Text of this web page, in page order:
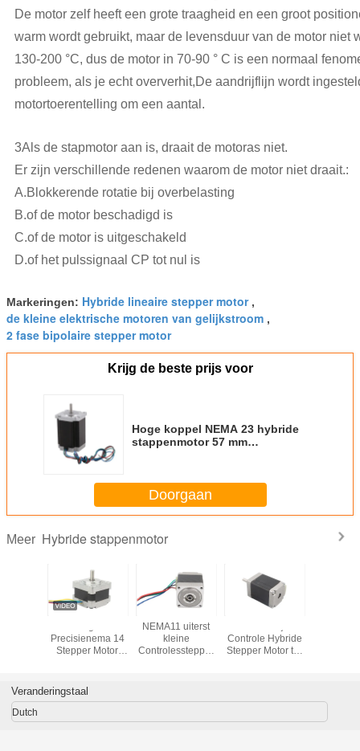
De motor zelf heeft een grote traagheid en een groot
warm wordt gebruikt, maar de levensduur van de motor
130-200 °C, dus de motor in 70-90 ° C is een normaal
probleem, als je echt oververhit,De aandrijflijn wordt
motortoerentelling om een aantal.
3Als de stapmotor aan is, draait de motoras niet.
Er zijn verschillende redenen waarom de motor niet draait.:
A.Blokkerende rotatie bij overbelasting
B.of de motor beschadigd is
C.of de motor is uitgeschakeld
D.of het pulssignaal CP tot nul is
Markeringen: Hybride lineaire stepper motor,
de kleine elektrische motoren van gelijkstroom ,
2 fase bipolaire stepper motor
Krijg de beste prijs voor
Hoge koppel NEMA 23 hybride
stappenmotor 57 mm
Doorgaan
Meer Hybride stappenmotor
Precisienema 14
Stepper Motor,
Elektrische
Motoren
NEMA11 uiterst
kleine
Controlesstepper
28BYG301
Controle Hybride
Stepper Motor ter
Techniekvoertuig
Veranderingstaal
Dutch